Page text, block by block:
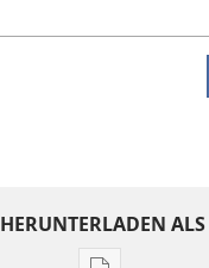
HERUNTERLADEN ALS